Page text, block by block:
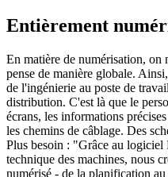
Entièrement
En matière de numérisation, on
pense de manière globale.
de l'ingénierie au poste de
distribution. C'est là que le
écrans, les informations
les chemins de câblage. Des
Plus besoin : "Grâce au logiciel
technique des machines, nous
numérisé - de la planification